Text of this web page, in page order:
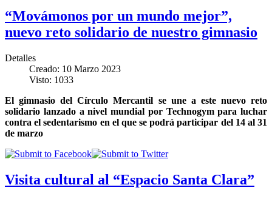
“Movámonos por un mundo mejor”,
nuevo reto solidario de nuestro gimnasio
Detalles
Creado: 10 Marzo 2023
Visto: 1033
El gimnasio del Círculo Mercantil se une a este nuevo reto
solidario lanzado a nivel mundial por Technogym para luchar
contra el sedentarismo en el que se podrá participar del 14 al 31
de marzo
Visita cultural al “Espacio Santa Clara”